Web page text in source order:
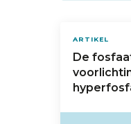
ARTIKEL
De